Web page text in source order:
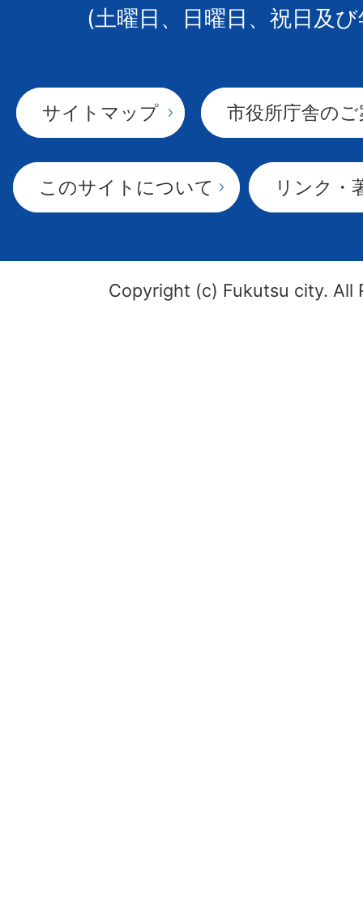
(土曜日、日曜日、祝日及
サイトマップ 市役所庁舎の
このサイトについて リンク・
Copyright (c) Fukutsu city. All